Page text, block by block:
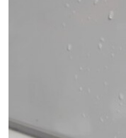
СВІДЧЕННЯ ОКУПАЦІЇ
ЯК ОБІЙТИ
Русский